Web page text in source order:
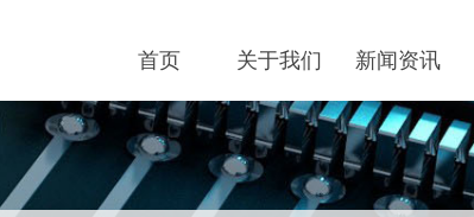
首页 关于我们 新闻资讯